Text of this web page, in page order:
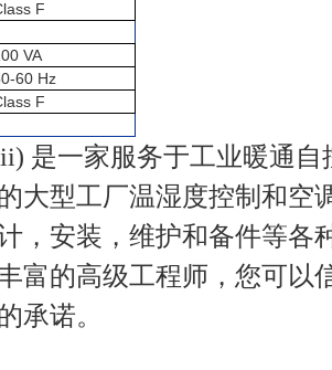
F
VA
60 Hz
F
是一家服务于工业暖通自
大型工厂温湿度控制和空
，安装，维护和备件等各
富的高级工程师，您可以
承诺。